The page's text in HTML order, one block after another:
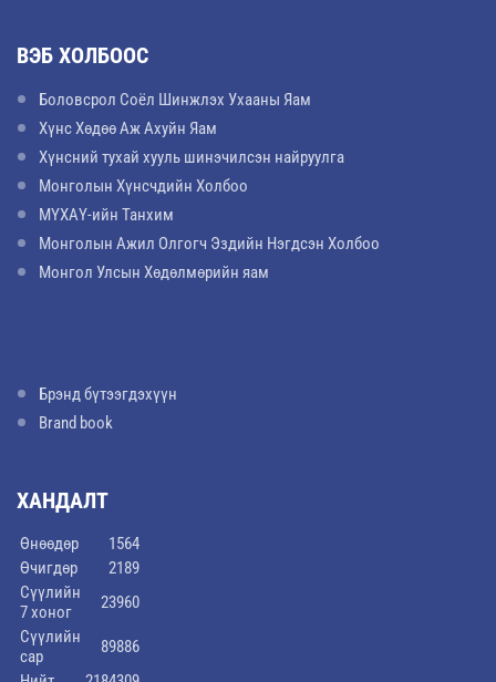
ВЭБ ХОЛБООС
Боловсрол Соёл Шинжлэх Ухааны Яам
Хүнс Хөдөө Аж Ахуйн Яам
Хүнсний тухай хууль шинэчилсэн найруулга
Монголын Хүнсчдийн Холбоо
МҮХАҮ-ийн Танхим
Монголын Ажил Олгогч Эздийн Нэгдсэн Холбоо
Монгол Улсын Хөдөлмөрийн яам
Брэнд бүтээгдэхүүн
Brand book
ХАНДАЛТ
Өнөөдөр
1564
Өчигдөр
2189
Сүүлийн
7 хоног
23960
Сүүлийн
сар
89886